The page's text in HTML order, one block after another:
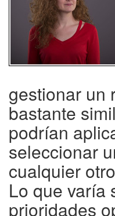
gestionar un
bastante
podrían
seleccionar
cualquier
Lo que varía
prioridades